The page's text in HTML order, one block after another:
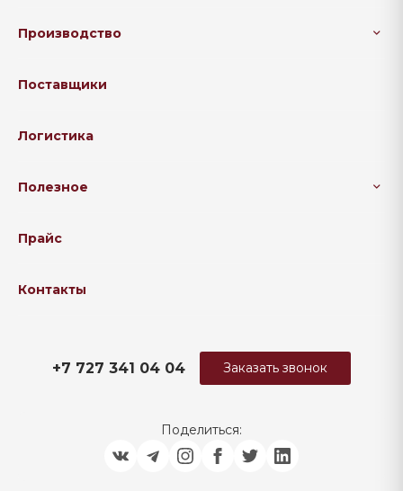
Производство
Поставщики
Логистика
Полезное
Прайс
Контакты
+7 727 341 04 04 Заказать звонок
Поделиться: